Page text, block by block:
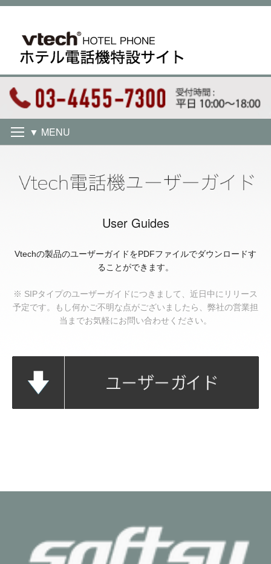
▼ MENU
User Guides
Vtechの製品のユーザーガイドをPDFファイルでダウンロードす
ることができます。
※ SIPタイプのユーザーガイドにつきまして、近日中にリリース
予定です。もし何かご不明な点がございましたら、弊社の営業担
当までお気軽にお問い合わせください。